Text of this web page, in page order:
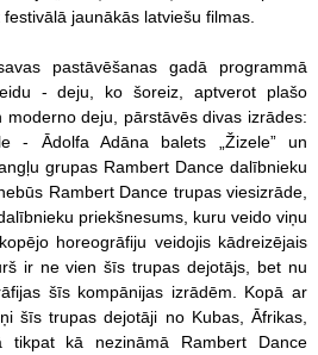
jaunākās latviešu filmas.
pastāvēšanas gadā programmā
- deju, ko šoreiz, aptverot plašo
deju, pārstāvēs divas izrādes:
- Ādolfa Adāna balets „Žizele” un
grupas Rambert Dance dalībnieku
Rambert Dance trupas viesizrāde,
priekšnesums, kuru veido viņu
horeogrāfiju veidojis kādreizējais
ir ne vien šīs trupas dejotājs, bet nu
šīs kompānijas izrādēm. Kopā ar
šīs trupas dejotāji no Kubas, Āfrikas,
tikpat kā nezināmā Rambert Dance